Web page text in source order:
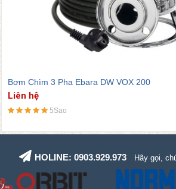
Bơm Chìm 3 Pha Ebara DW VOX 200
Liên hệ
5Sao
HOLINE: 0903.929.973 Hãy gọi,